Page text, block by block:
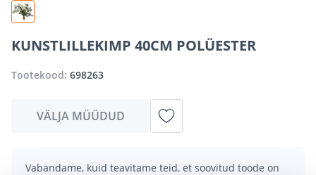
KUNSTLILLEKIMP 40CM POLÜESTER
Tootekood: 698263
VÄLJA MÜÜDUD
Vabandame, kuid teavitame teid, et soovitud toode on